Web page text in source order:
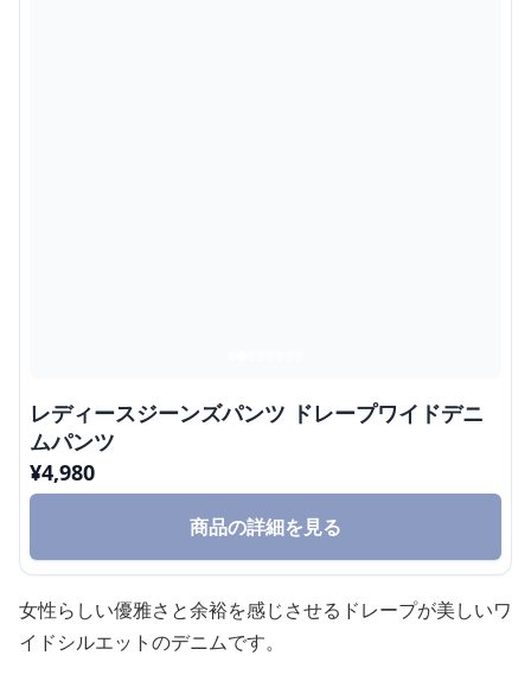
レディースジーンズパンツ ドレープワイドデニ
ムパンツ
¥4,980
商品の詳細を見る
女性らしい優雅さと余裕を感じさせるドレープが美しいワ
イドシルエットのデニムです。